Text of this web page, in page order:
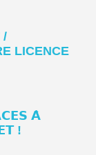
/
LICENCE
𝗔̀
!